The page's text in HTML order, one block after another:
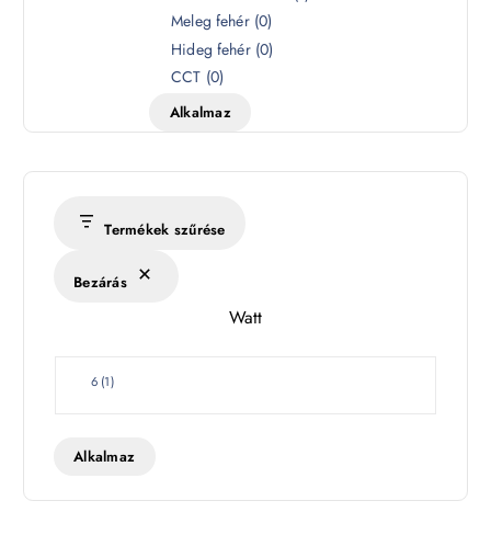
é
s
k
Meleg fehér (0)
Hideg fehér (0)
CCT (0)
Alkalmaz
Termékek szűrése
Bezárás
Watt
W
t
6 (1)
Alkalmaz